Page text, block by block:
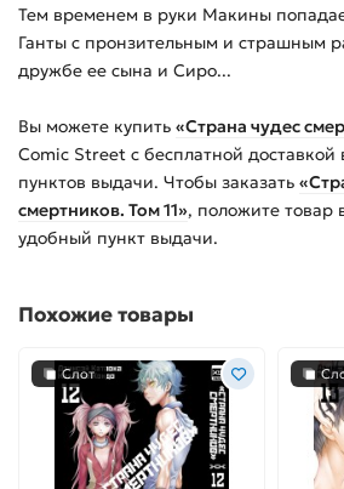
Тем временем в руки Макины
Ганты с пронзительным и страшным
дружбе ее сына и Сиро...
Вы можете купить «Страна чудес
Comic Street с бесплатной
пунктов выдачи. Чтобы заказать
смертников. Том 11», положите товар
удобный пункт выдачи.
Похожие товары
Слот